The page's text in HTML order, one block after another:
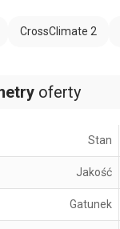
CrossClimate 2
oferty
Stan
Jakość
Gatunek